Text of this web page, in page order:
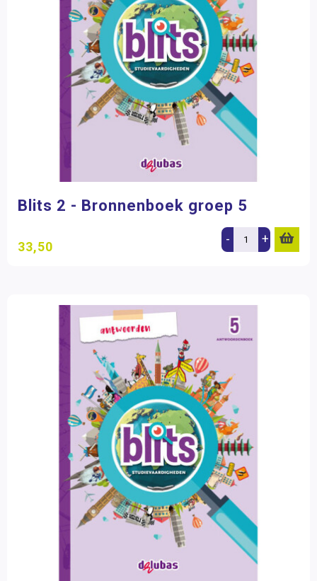
Blits 2 - Bronnenboek groep 5
33,50 - +